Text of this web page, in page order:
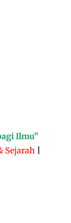
Ilmu”
Sejarah